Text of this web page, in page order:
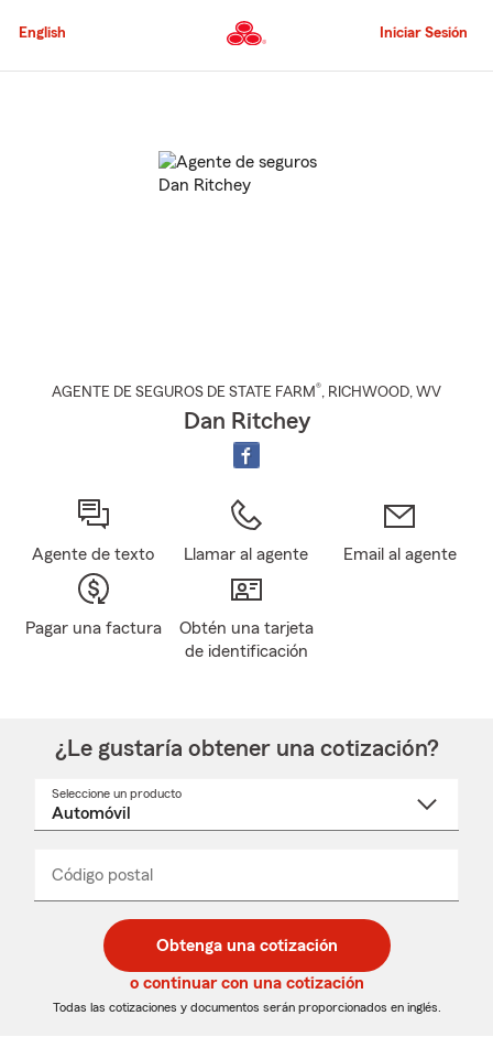
al
principal
English Iniciar Sesión
AGENTE DE SEGUROS DE STATE FARM®, RICHWOOD, WV
Dan Ritchey
Agente de texto Llamar al agente Email al agente
Pagar una factura
Obtén una tarjeta
de identificación
¿Le gustaría obtener una cotización?
Seleccione un producto
desplegable
Código postal
de
5
dígitos
de
5
dígitos
_____
Obtenga una cotización
o continuar con una cotización
Todas las cotizaciones y documentos serán proporcionados en inglés.